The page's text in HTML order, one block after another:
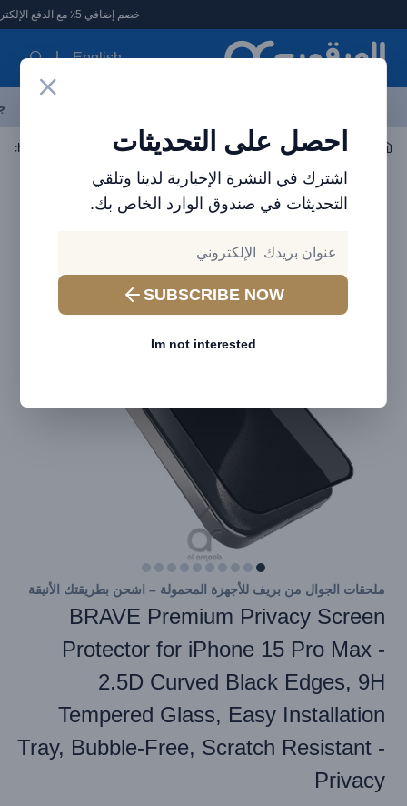
العرقوب - متجر الإلكترونيات في الإمارات
خصم إضافي 5٪ مع الدفع الإلكتروني
English
احصل على التحديثات
اشترك في النشرة الإخبارية لدينا وتلقي
التحديثات في صندوق الوارد الخاص بك.
SUBSCRIBE NOW
Im not interested
اكسسوارات الجوال واقيات الشاشة
ملحقات الجوال من بريف للأجهزة المحمولة – اشحن بطريقتك الأنيقة
BRAVE Premium Privacy Screen
Protector for iPhone 15 Pro Max -
2.5D Curved Black Edges, 9H
Tempered Glass, Easy Installation
Tray, Bubble-Free, Scratch Resistant -
Privacy